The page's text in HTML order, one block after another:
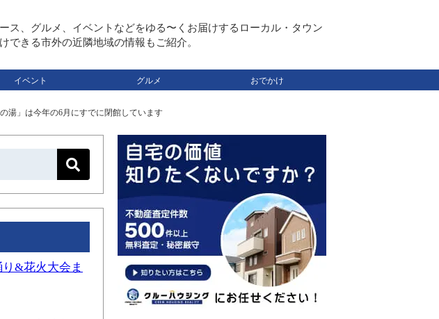
ス、グルメ、イベントなどをゆる〜くお届けするローカル・タウン
できる市外の近隣地域の情報もご紹介。
イベント グルメ おでかけ
湯」は今年の6月にすでに閉館しています
&花火大会ま